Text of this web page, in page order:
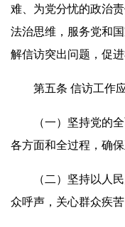
难、为党分忧的政治
法治思维，服务党和
解信访突出问题，促进
第五条 信访工作应
（一）坚持党的全
各方面和全过程，确保
（二）坚持以人民
众呼声，关心群众疾